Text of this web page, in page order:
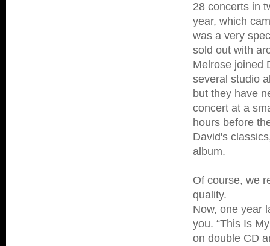
28 concerts in
year, which
was a very
sold out with
Melrose joined
several studio
but they have
concert at a
hours before
David's
album.
Of course, we
quality.
Now, one year
you. “This Is
on double CD